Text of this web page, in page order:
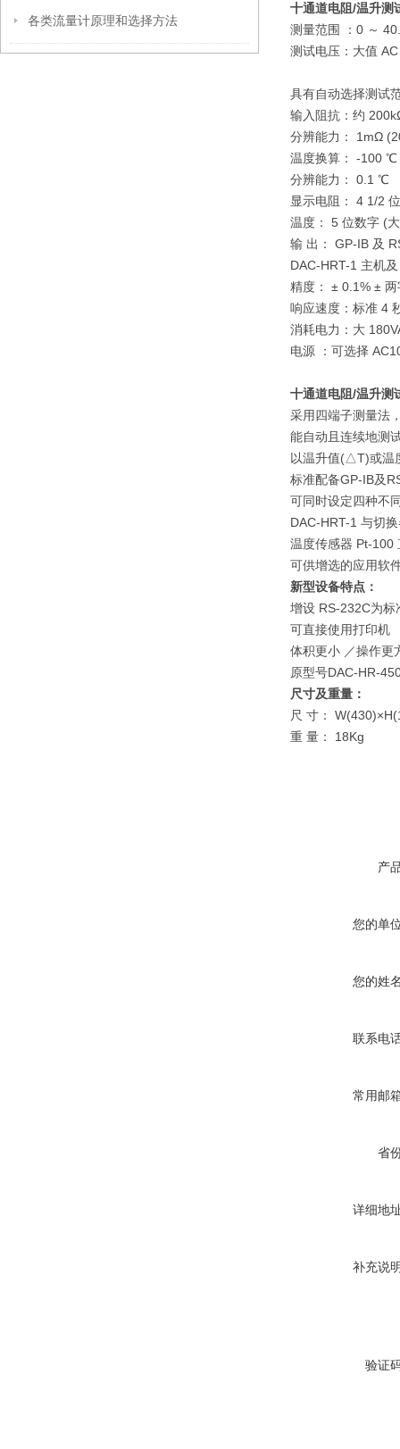
各类流量计原理和选择方法
十通道电阻/温升测
测量范围 ：0 ～
测试电压：大值
具有自动选择测试
输入阻抗：约
分辨能力： 1mΩ
温度换算： -100
分辨能力： 0.1 ℃
显示电阻： 4 1/2
温度： 5 位数字 (
输 出： GP-IB 及
DAC-HRT-1 主机
精度： ± 0.1% ± 两
响应速度：标准 4
消耗电力：大
电源 ：可选择
十通道电阻/温升测
采用四端子测量法
能自动且连续地测
以温升值(△T)或温
标准配备GP-IB及
可同时设定四种不
DAC-HRT-1 与切
温度传感器 Pt-100
可供增选的应用软
新型设备特点：
增设 RS-232C为标
可直接使用打印机
体积更小 ／操作更
原型号DAC-HR-
尺寸及重量：
尺 寸：
重 量： 18Kg
产
您的单
您的姓
联系电
常用邮
省
详细地
补充说
验证